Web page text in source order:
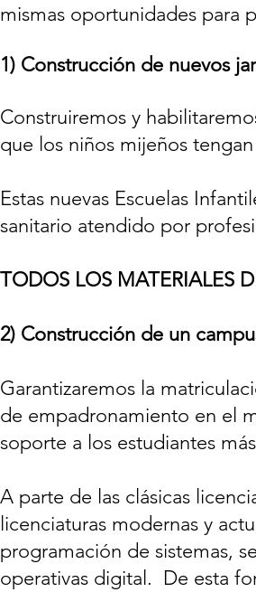
mismas oportunidades para
1) Construcción de nuevos
Construiremos y
que los niños mijeños
Estas nuevas Escuelas
sanitario atendido por
TODOS LOS MATERIALES
2) Construcción de un
Garantizaremos la
de empadronamiento en el
soporte a los estudiantes
A parte de las clásicas
licenciaturas modernas y
programación de sistemas,
operativas digital. De esta